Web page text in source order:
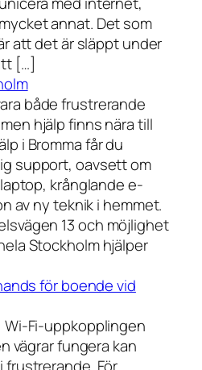
annat. Det som
att det är släppt under
[…]
både frustrerande
hjälp finns nära till
i Bromma får du
support, oavsett om
krånglande e-
av ny teknik i hemmet.
13 och möjlighet
Stockholm hjälper
för boende vid
Wi-Fi-uppkopplingen
vägrar fungera kan